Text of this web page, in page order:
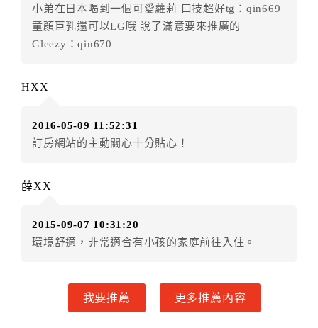
五、保留住宿權益(保留住房)
．訂房者因故辦理訂單異動，本飯店可接受
．訂房者使用「保留住宿金額」時，請注意！為避免飯
件放棄訂單（住宿權益）。 （限原訂飯店使用）
．每筆訂單異動限定乙次，限原訂飯店，異動完成後不
．訂單異動後，訂單費用總計大於原訂單費用總計時，
訂房者不得要求退其差額。限原訂飯店
◎住房日14天前辦理者，訂單費用扣除總計0%為手續費
◎住房日7天前辦理者，訂單費用扣除總計25%為手續費
小弟在日本喝到一個可愛蘿莉 口技超好tg：qin669
童顏巨乳還可以LG哦 說了滿意要來推廣的
Gleezy：qin670
HXX
2016-05-09 11:52:31
訂房網站的主動關心十分貼心！
薛XX
2015-09-07 10:31:20
環境舒適，非常適合有小孩的家庭前往入住。
我要推薦 更多推薦內容